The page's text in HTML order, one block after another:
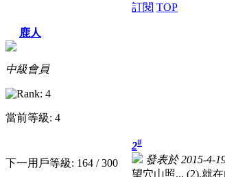
訂閱 TOP
鹿人
中級會員
當前等級: 4
下一用戶等級: 164 / 300
2#
發表於 2015-4-
望穴山照... (2).就